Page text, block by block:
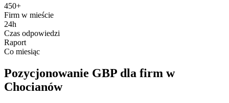
450+
Firm w mieście
24h
Czas odpowiedzi
Raport
Co miesiąc
Pozycjonowanie GBP dla firm w
Chocianów